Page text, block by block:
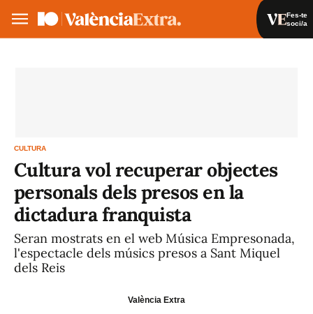
Fes-te
soci/a
CULTURA
Cultura vol recuperar objectes
personals dels presos en la
dictadura franquista
Seran mostrats en el web Música Empresonada,
l'espectacle dels músics presos a Sant Miquel
dels Reis
València Extra